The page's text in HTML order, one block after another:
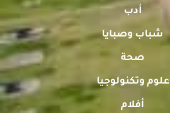
أدب
شباب وصبايا
صحة
علوم وتكنولوجيا
أفلام